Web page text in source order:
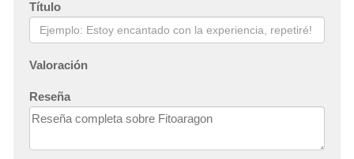
Título
Valoración
Reseña